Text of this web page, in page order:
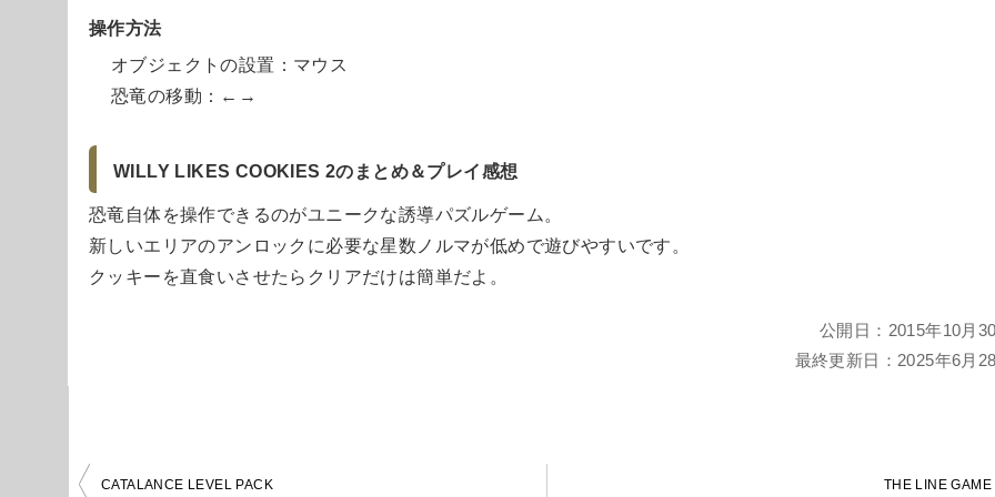
操作方法
オブジェクトの設置：マウス
恐竜の移動：←→
WILLY LIKES COOKIES 2のまとめ＆プレイ感想
恐竜自体を操作できるのがユニークな誘導パズルゲーム。
新しいエリアのアンロックに必要な星数ノルマが低めで遊びやすいです。
クッキーを直食いさせたらクリアだけは簡単だよ。
公開日： 2015年10月
最終更新日： 2025年6月
投
CATALANCE LEVEL PACK THE LINE GAME